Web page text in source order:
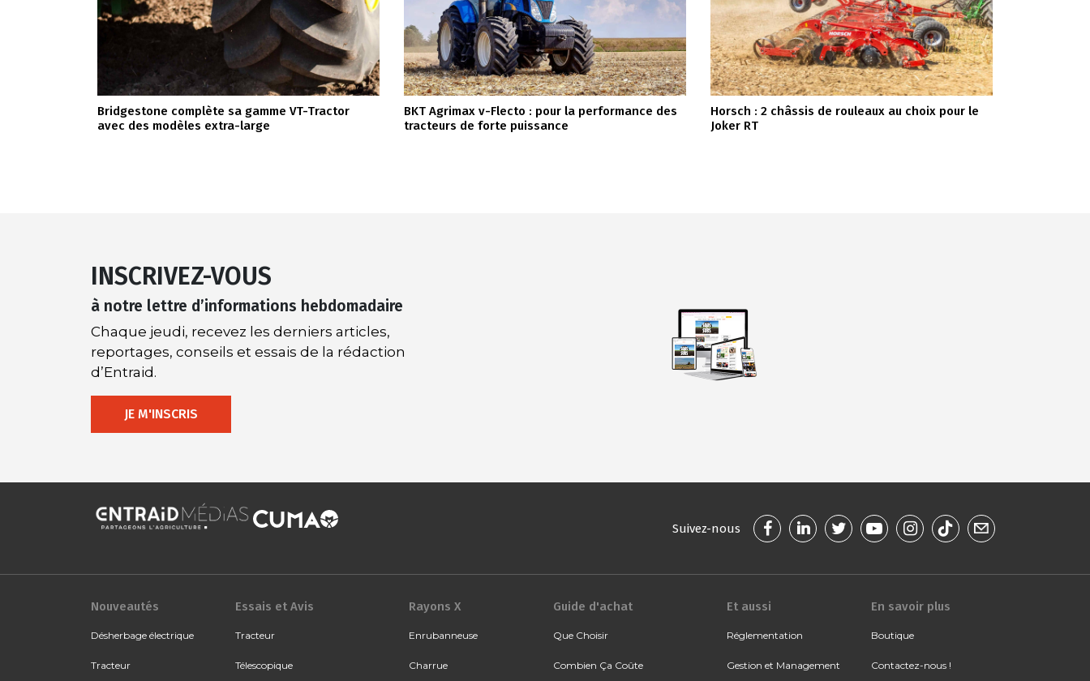
Bridgestone complète sa gamme VT-Tractor
avec des modèles extra-large
BKT Agrimax v-Flecto : pour la performance des
tracteurs de forte puissance
Horsch : 2 châssis de rouleaux au choix pour le
Joker RT
INSCRIVEZ-VOUS
à notre lettre d’informations hebdomadaire
Chaque jeudi, recevez les derniers articles,
reportages, conseils et essais de la rédaction
d’Entraid.
JE M'INSCRIS
Suivez-nous
Nouveautés
Désherbage électrique
Tracteur
Essais et Avis
Tracteur
Télescopique
Rayons X
Enrubanneuse
Charrue
Guide d'achat
Que Choisir
Combien Ça Coûte
Et aussi
Réglementation
Gestion et Management
En savoir plus
Boutique
Contactez-nous !